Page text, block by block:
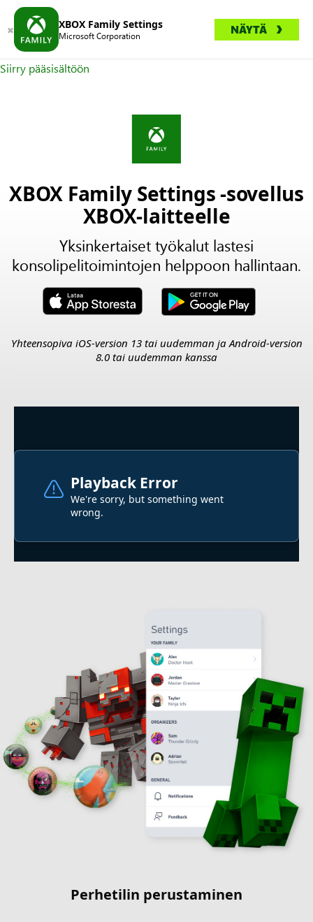
Siirry pääsisältöön
XBOX Family Settings
Microsoft Corporation NÄYTÄ
XBOX Family Settings -sovellus
XBOX-laitteelle
Yksinkertaiset työkalut lastesi
konsolipelitoimintojen helppoon hallintaan.
Yhteensopiva iOS-version 13 tai uudemman ja Android-version
8.0 tai uudemman kanssa
Perhetilin perustaminen